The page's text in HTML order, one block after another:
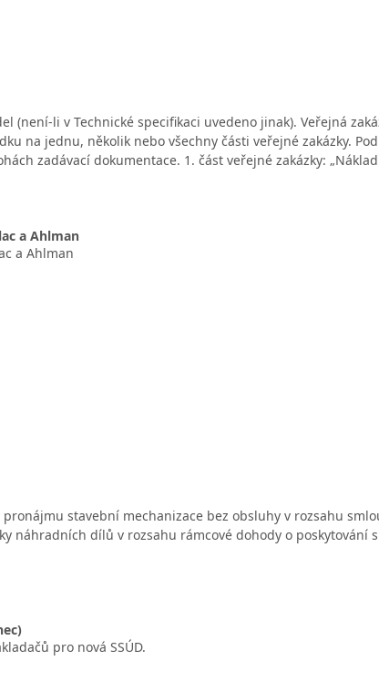
(není-li v Technické specifikaci uvedeno jinak). Veřejná
na jednu, několik nebo všechny části veřejné zakázky.
zadávací dokumentace. 1. část veřejné zakázky:
a Ahlman
a Ahlman
stavební mechanizace bez obsluhy v rozsahu
náhradních dílů v rozsahu rámcové dohody o poskytování
pro nová SSÚD.